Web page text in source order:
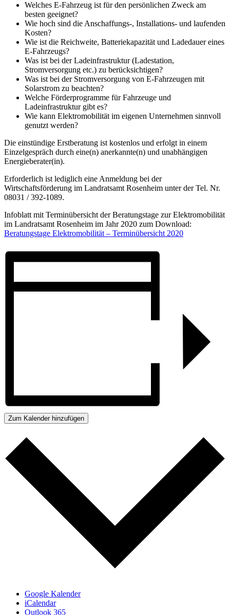
Welches E-Fahrzeug ist für den persönlichen Zweck am
besten geeignet?
Wie hoch sind die Anschaffungs-, Installations- und laufenden
Kosten?
Wie ist die Reichweite, Batteriekapazität und Ladedauer eines
E-Fahrzeugs?
Was ist bei der Ladeinfrastruktur (Ladestation,
Stromversorgung etc.) zu berücksichtigen?
Was ist bei der Stromversorgung von E-Fahrzeugen mit
Solarstrom zu beachten?
Welche Förderprogramme für Fahrzeuge und
Ladeinfrastruktur gibt es?
Wie kann Elektromobilität im eigenen Unternehmen sinnvoll
genutzt werden?
Die einstündige Erstberatung ist kostenlos und erfolgt in einem
Einzelgespräch durch eine(n) anerkannte(n) und unabhängigen
Energieberater(in).
Erforderlich ist lediglich eine Anmeldung bei der
Wirtschaftsförderung im Landratsamt Rosenheim unter der Tel. Nr.
08031 / 392-1089.
Infoblatt mit Terminübersicht der Beratungstage zur Elektromobilität
im Landratsamt Rosenheim im Jahr 2020 zum Download:
Beratungstage Elektromobilität – Terminübersicht 2020
Zum Kalender hinzufügen
Google Kalender
iCalendar
Outlook 365